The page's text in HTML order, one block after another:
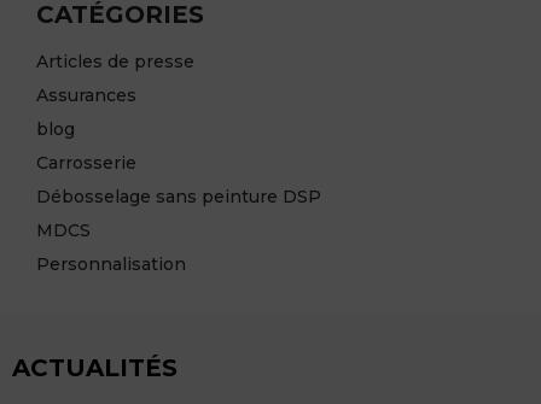
CATÉGORIES
Articles de presse
Assurances
blog
Carrosserie
Débosselage sans peinture DSP
MDCS
Personnalisation
ACTUALITÉS